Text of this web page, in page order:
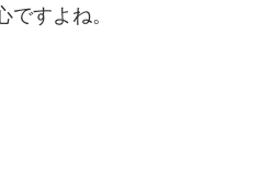
すよね。